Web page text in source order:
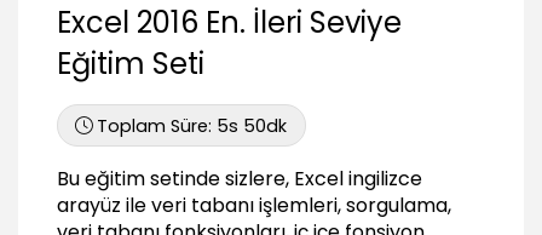
04:17
Datedif ve condational formatting symbol
kullanımı
04:41
Search, left, mid ve len fonksiyonları
03:39
Flash fill kullanımı
01:17
Excel 2016 En. İleri Seviye
Eğitim Seti
Toplam Süre: 5s 50dk
Bu eğitim setinde sizlere, Excel ingilizce
arayüz ile veri tabanı işlemleri, sorgulama,